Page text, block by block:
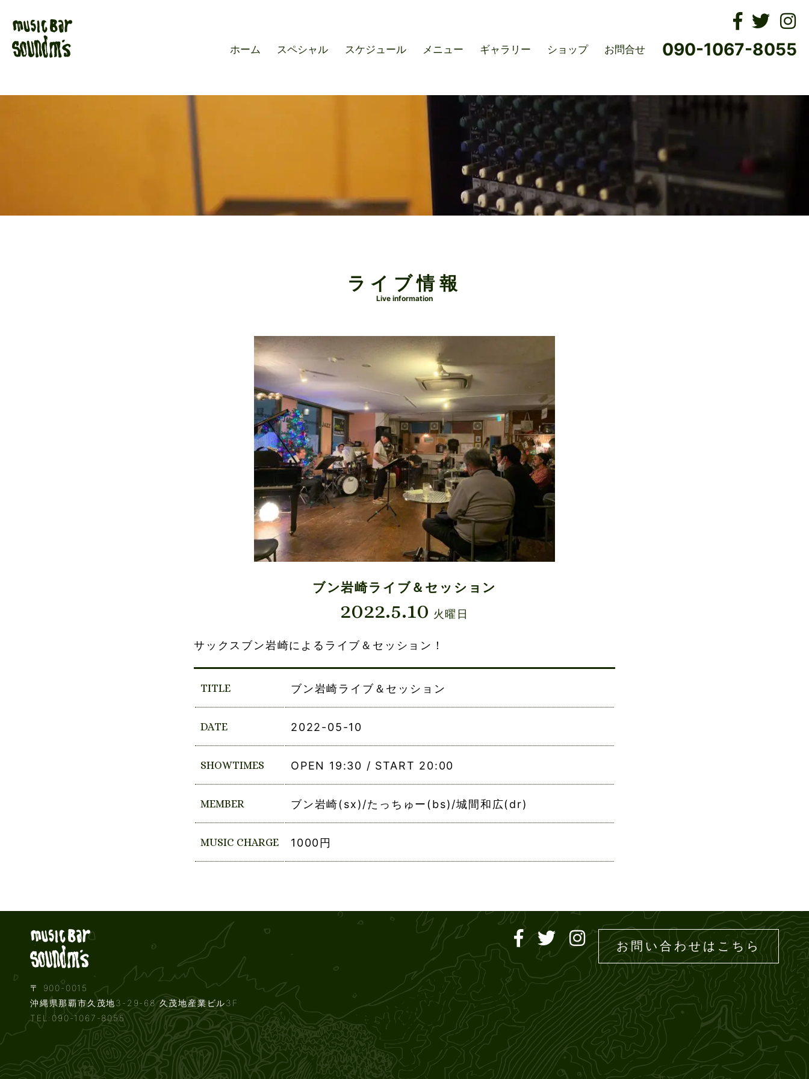
ホーム スペシャル スケジュール メニュー ギャラリー ショップ お問合せ 090-1067-8055
ライブ情報
Live information
ブン岩崎ライブ＆セッション
2022.5.10 火曜日
サックスブン岩崎によるライブ＆セッション！
TITLE ブン岩崎ライブ＆セッション
DATE 2022-05-10
SHOWTIMES OPEN 19:30 / START 20:00
MEMBER ブン岩崎(sx)/たっちゅー(bs)/城間和広(dr)
MUSIC CHARGE 1000円
Live music bar SOUND M'S – サウンドエムズ
〒 900-0015
沖縄県那覇市久茂地3-29-68 久茂地産業ビル3F
TEL:090-1067-8055
お問い合わせはこちら